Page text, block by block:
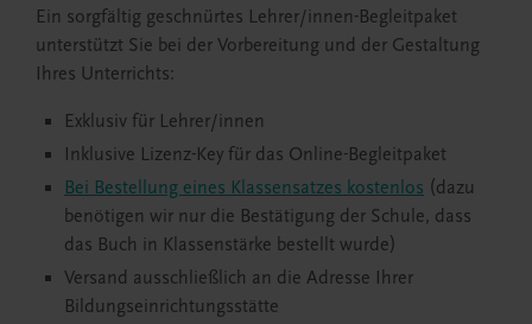
Ein sorgfältig geschnürtes Lehrer/innen-Begleitpaket
unterstützt Sie bei der Vorbereitung und der Gestaltung
Ihres Unterrichts:
Exklusiv für Lehrer/innen
Inklusive Lizenz-Key für das Online-Begleitpaket
Bei Bestellung eines Klassensatzes kostenlos (dazu
benötigen wir nur die Bestätigung der Schule, dass
das Buch in Klassenstärke bestellt wurde)
Versand ausschließlich an die Adresse Ihrer
Bildungseinrichtungsstätte